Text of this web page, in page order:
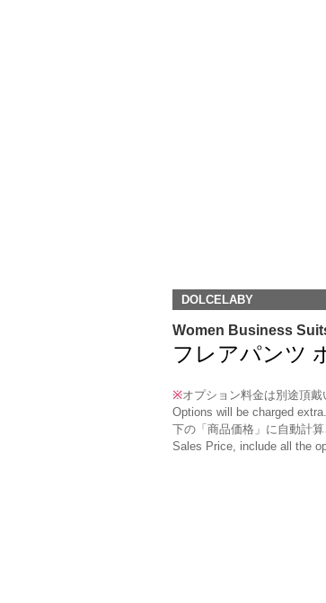
DOLCELABY
Women Business
フレアパンツ
※オプション料金は別途頂戴
Options will be charged extra.
下の「商品価格」に自動計算
Sales Price, include all the